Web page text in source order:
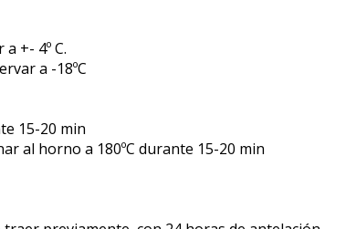
+- 4º C.
a -18ºC
15-20 min
al horno a 180ºC durante 15-20 min